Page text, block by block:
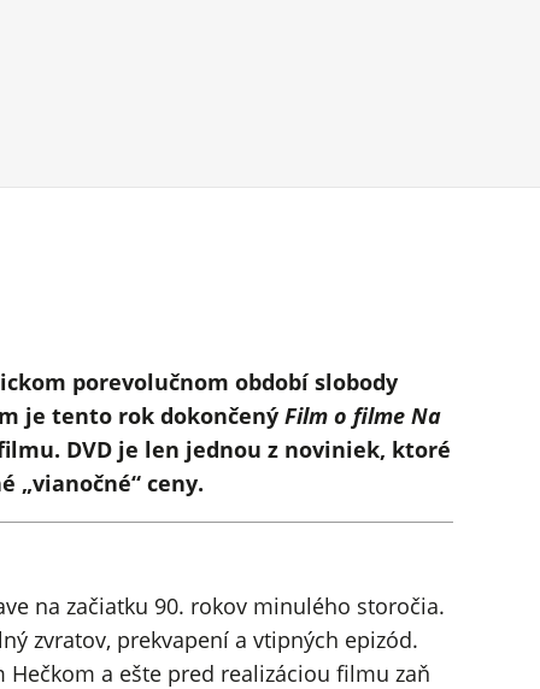
porevolučnom období slobody
je tento rok dokončený Film o filme Na
DVD je len jednou z noviniek, ktoré
„vianočné“ ceny.
na začiatku 90. rokov minulého storočia.
zvratov, prekvapení a vtipných epizód.
a ešte pred realizáciou filmu zaň